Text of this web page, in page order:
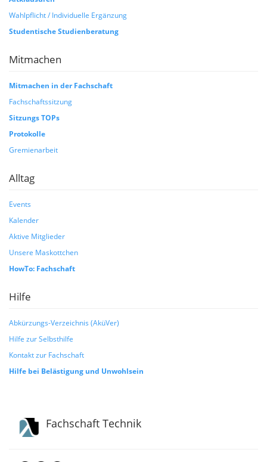
Wahlpflicht / Individuelle Ergänzung
Studentische Studienberatung
Mitmachen
Mitmachen in der Fachschaft
Fachschaftssitzung
Sitzungs TOPs
Protokolle
Gremienarbeit
Alltag
Events
Kalender
Aktive Mitglieder
Unsere Maskottchen
HowTo: Fachschaft
Hilfe
Abkürzungs-Verzeichnis (AküVer)
Hilfe zur Selbsthilfe
Kontakt zur Fachschaft
Hilfe bei Belästigung und Unwohlsein
Fachschaft Technik